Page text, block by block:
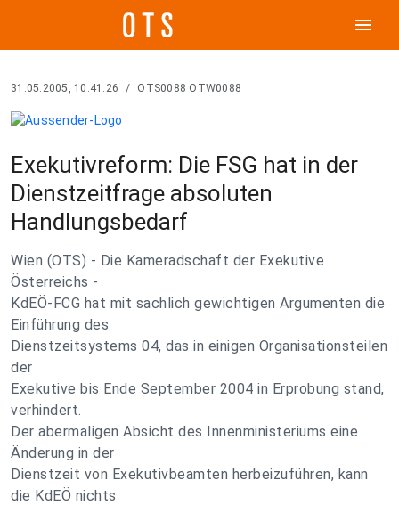
menu
31.05.2005, 10:41:26 / OTS0088 OTW0088
Exekutivreform: Die FSG hat in der
Dienstzeitfrage absoluten
Handlungsbedarf
Wien (OTS) - Die Kameradschaft der Exekutive
Österreichs -
KdEÖ-FCG hat mit sachlich gewichtigen Argumenten die
Einführung des
Dienstzeitsystems 04, das in einigen Organisationsteilen
der
Exekutive bis Ende September 2004 in Erprobung stand,
verhindert.
Der abermaligen Absicht des Innenministeriums eine
Änderung in der
Dienstzeit von Exekutivbeamten herbeizuführen, kann
die KdEÖ nichts